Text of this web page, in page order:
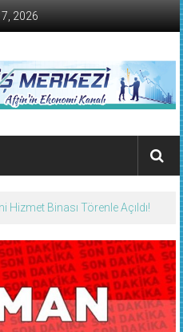
2026
Hizmet Binası Törenle Açıldı!